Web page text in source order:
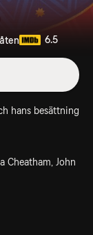
6.5
hans besättning
Cheatham, John